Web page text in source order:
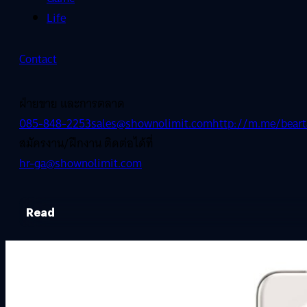
Life
Contact
ฝ่ายขาย และการตลาด
085-848-2253sales@shownolimit.comhttp://m.me/
สมัครงาน/ฝึกงาน ติดต่อได้ที่
hr-ga@shownolimit.com
Read